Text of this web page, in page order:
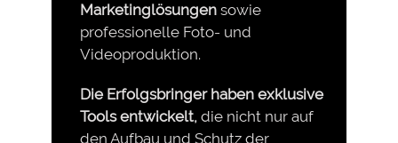
Marketinglösungensowie
professionelle Foto- und
Videoproduktion.
Die Erfolgsbringer haben exklusive
Tools entwickelt,die nicht nur auf
den Aufbau und Schutz der